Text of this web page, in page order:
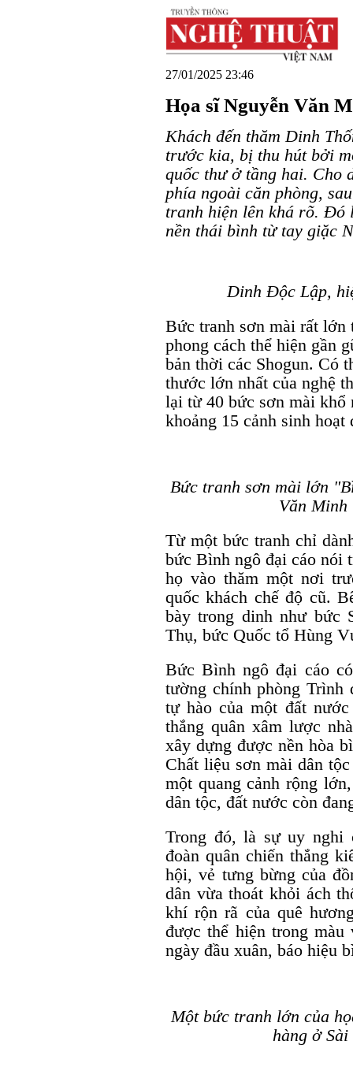
27/01/2025 23:46
Họa sĩ Nguyễn Văn
Khách đến thăm Dinh
trước kia, bị thu hút bởi
quốc thư ở tầng hai. Cho
phía ngoài căn phòng,
tranh hiện lên khá rõ. Đó
nền thái bình từ tay giặc
Dinh Độc Lập,
Bức tranh sơn mài rất lớn
phong cách thể hiện gần
bản thời các Shogun. Có
thước lớn nhất của nghệ
lại từ 40 bức sơn mài khổ
khoảng 15 cảnh sinh hoạt
Bức tranh sơn mài lớn
Văn
Từ một bức tranh chỉ
bức Bình ngô đại cáo nói
họ vào thăm một nơi
quốc khách chế độ cũ.
bày trong dinh như bức
Thụ, bức Quốc tổ Hùng
Bức Bình ngô đại cáo
tường chính phòng
tự hào của một đất
thắng quân xâm lược
xây dựng được nền hòa
Chất liệu sơn mài dân
một quang cảnh rộng
dân tộc, đất nước còn
Trong đó, là sự uy nghi
đoàn quân chiến thắng
hội, vẻ tưng bừng của
dân vừa thoát khỏi ách
khí rộn rã của quê
được thể hiện trong
ngày đầu xuân, báo hiệu
Một bức tranh lớn của
hàng ở